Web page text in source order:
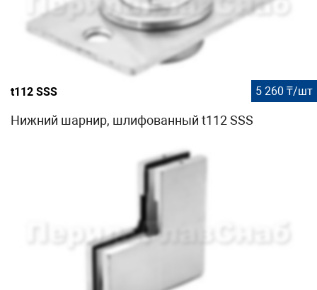
t112 SSS 5 260 ₸/шт
Нижний шарнир, шлифованный t112 SSS